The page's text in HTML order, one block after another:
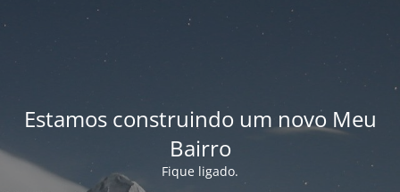
Estamos construindo um novo Meu
Bairro
Fique ligado.